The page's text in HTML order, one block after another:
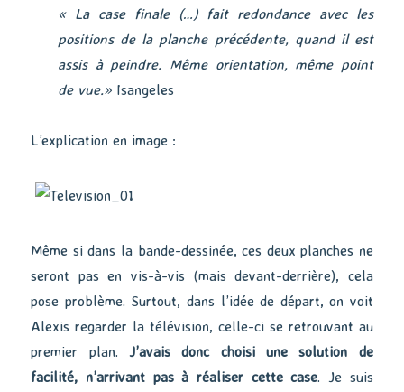
« La case finale (…) fait redondance avec les
positions de la planche précédente, quand il est
assis à peindre. Même orientation, même point
de vue.» Isangeles
L’explication en image :
Même si dans la bande-dessinée, ces deux planches ne
seront pas en vis-à-vis (mais devant-derrière), cela
pose problème. Surtout, dans l’idée de départ, on voit
Alexis regarder la télévision, celle-ci se retrouvant au
premier plan.J’avais donc choisi une solution de
facilité, n’arrivant pas à réaliser cette case. Je suis